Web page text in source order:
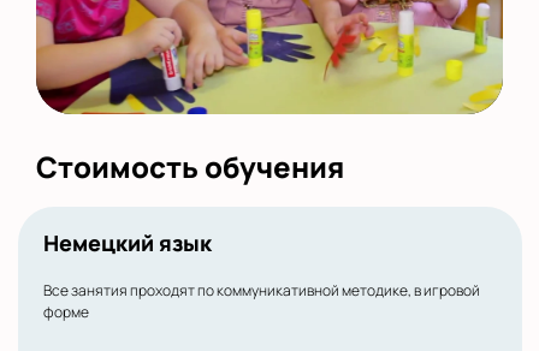
Стоимость обучения
Немецкий язык
Все занятия проходят по коммуникативной методике, в игровой
форме